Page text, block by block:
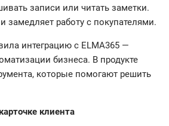
записи или читать заметки.
замедляет работу с покупателями.
интеграцию с ELMA365 —
бизнеса. В продукте
которые помогают решить
клиента